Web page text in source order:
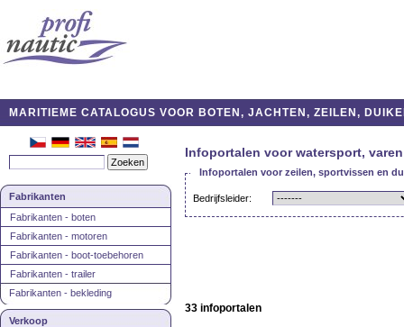
MARITIEME CATALOGUS VOOR BOTEN, JACHTEN, ZEILEN,
Fabrikanten
Fabrikanten - boten
Fabrikanten - motoren
Fabrikanten - boot-toebehoren
Fabrikanten - trailer
Fabrikanten - bekleding
Verkoop
Infoportalen voor watersport,
Infoportalen voor zeilen, sportvissen en
Bedrijfsleider:
33 infoportalen